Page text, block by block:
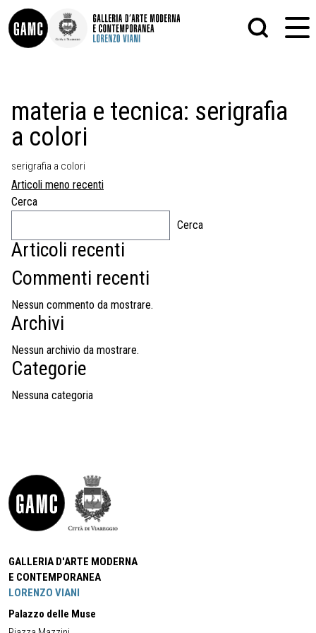
CONTATTI
DIDATTICA
SHOP
LE COLLEZIONI
GLI AUTORI
LORENZO VIANI
EVENTI
PALAZZO DELLE MUSE
GRAFICA
PITTURA
materia e tecnica: serigrafia
a colori
serigrafia a colori
Navigazione
articoli
Articoli meno recenti
Cerca
Cerca
Articoli recenti
Commenti recenti
Nessun commento da mostrare.
Archivi
Nessun archivio da mostrare.
Categorie
Nessuna categoria
GALLERIA D'ARTE MODERNA
E CONTEMPORANEA
LORENZO VIANI
Palazzo delle Muse